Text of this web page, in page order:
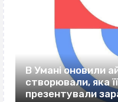
В Умані оновили
створювали, яка
презентували